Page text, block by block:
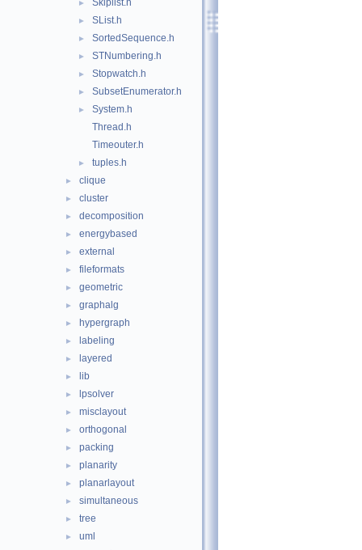
► Skiplist.h
► SList.h
► SortedSequence.h
► STNumbering.h
► Stopwatch.h
► SubsetEnumerator.h
►
System.h
Thread.h
Timeouter.h
► tuples.h
► clique
► cluster
► decomposition
► energybased
► external
► fileformats
► geometric
► graphalg
► hypergraph
► labeling
► layered
► lib
► lpsolver
► misclayout
► orthogonal
► packing
► planarity
► planarlayout
► simultaneous
► tree
► uml